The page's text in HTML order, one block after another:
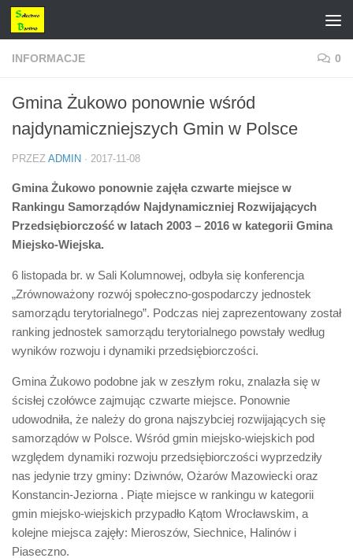
Przejdź do treści
INFORMACJE 0
Gmina Żukowo ponownie wśród
najdynamiczniejszych Gmin w Polsce
PRZEZ ADMIN · 2017-11-08
Gmina Żukowo ponownie zajęła czwarte miejsce w
Rankingu Samorządów Najdynamiczniej Rozwijających
Przedsiębiorczość w latach 2003 – 2016 w kategorii Gmina
Miejsko-Wiejska.
6 listopada br. w Sali Kolumnowej, odbyła się konferencja
„Zrównoważony rozwój społeczno-gospodarczy jednostek
samorządu terytorialnego”. Podczas niej zaprezentowany został
ranking jednostek samorządu terytorialnego powstały według
wyników rozwoju i dynamiki przedsiębiorczości.
Gmina Żukowo podobne jak w zeszłym roku, znalazła się w
ścisłej czołówce zajmując czwarte miejsce. Ponownie
udowodniła, że należy do grona najszybciej rozwijających się
samorządów w Polsce. Wśród gmin miejsko-wiejskich pod
względem dynamiki rozwoju przedsiębiorczości wyprzedziły
nas jedynie trzy gminy: Dziwnów, Ożarów Mazowiecki oraz
Konstancin-Jeziorna . Piąte miejsce w rankingu w kategorii
gmin miejsko-wiejskich przypadło Kątom Wrocławskim, a
kolejne miejsca zajęły: Mieroszów, Siechnice, Halinów i
Piaseczno.